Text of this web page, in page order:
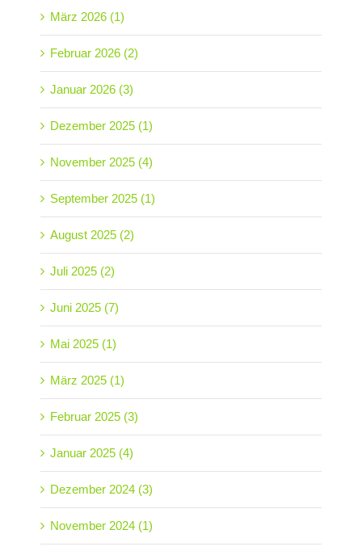
März 2026 (1)
Februar 2026 (2)
Januar 2026 (3)
Dezember 2025 (1)
November 2025 (4)
September 2025 (1)
August 2025 (2)
Juli 2025 (2)
Juni 2025 (7)
Mai 2025 (1)
März 2025 (1)
Februar 2025 (3)
Januar 2025 (4)
Dezember 2024 (3)
November 2024 (1)